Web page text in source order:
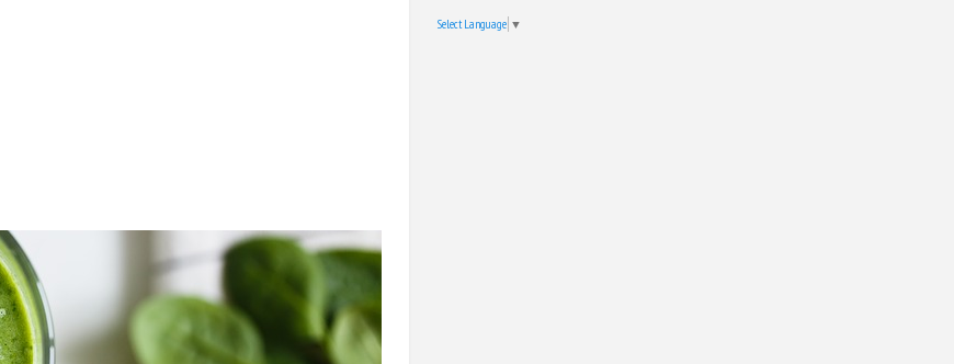
Select Language ▼